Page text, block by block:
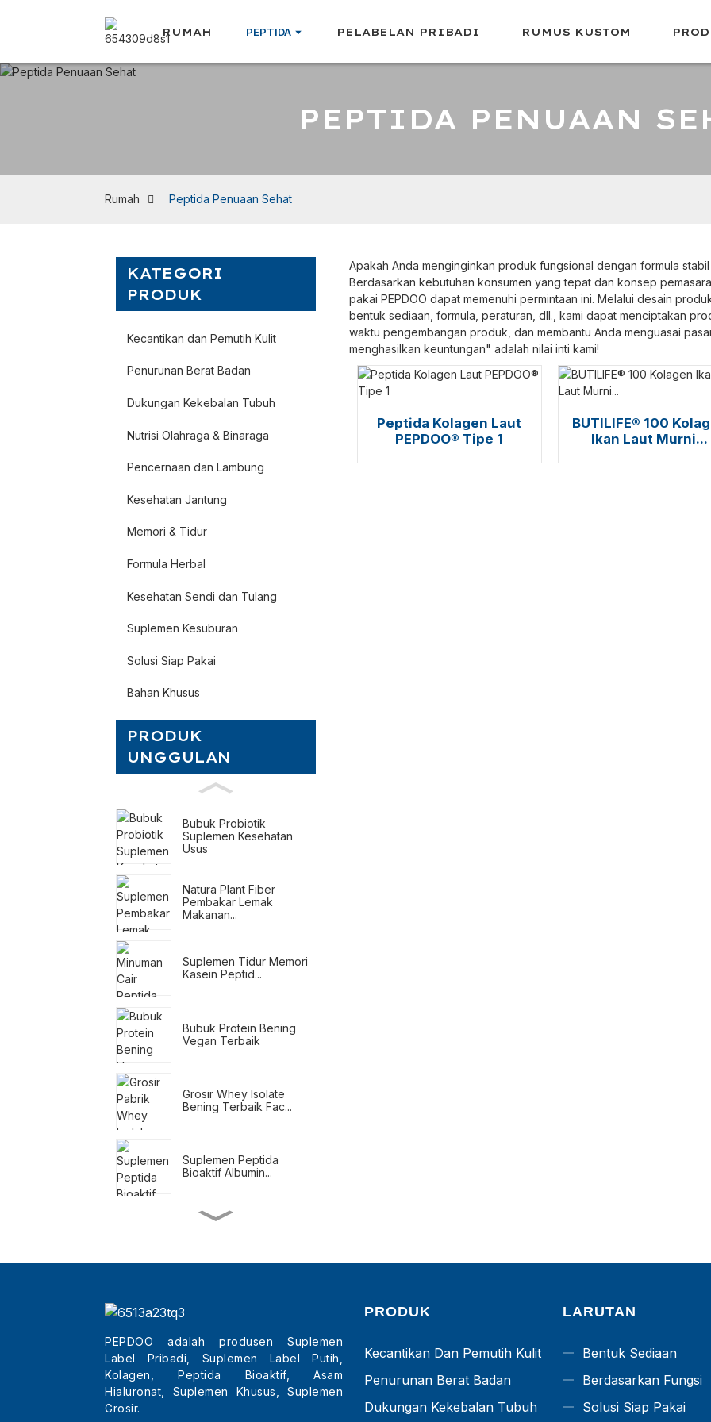
RUMAH PEPTIDA PELABELAN PRIBADI RUMUS KUSTOM
PEPTIDA PENUAAN
Rumah Peptida Penuaan Sehat
KATEGORI
PRODUK
Kecantikan dan Pemutih Kulit
Penurunan Berat Badan
Dukungan Kekebalan Tubuh
Nutrisi Olahraga & Binaraga
Pencernaan dan Lambung
Kesehatan Jantung
Memori & Tidur
Formula Herbal
Kesehatan Sendi dan Tulang
Suplemen Kesuburan
Solusi Siap Pakai
Bahan Khusus
PRODUK
UNGGULAN
Bubuk Probiotik
Suplemen Kesehatan
Usus
Natura Plant Fiber
Pembakar Lemak
Makanan...
Suplemen Tidur Memori
Kasein Peptid...
Bubuk Protein Bening
Vegan Terbaik
Grosir Whey Isolate
Bening Terbaik Fac...
Suplemen Peptida
Bioaktif Albumin...
Shake Pengganti
Badan Alami
Grosir Tripeptida
Kecantikan Terbaik Kol...
Apakah Anda menginginkan produk fungsional dengan formula
Berdasarkan kebutuhan konsumen yang tepat dan konsep
pakai PEPDOO dapat memenuhi permintaan ini. Melalui desain
bentuk sediaan, formula, peraturan, dll., kami dapat menciptakan
waktu pengembangan produk, dan membantu Anda menguasai
menghasilkan keuntungan" adalah nilai inti kami!
Peptida Kolagen Laut
PEPDOO® Tipe 1
BUTILIFE® 100
Ikan Laut Murni...
PEPDOO adalah produsen Suplemen
Label Pribadi, Suplemen Label Putih,
Kolagen, Peptida Bioaktif, Asam
Hialuronat, Suplemen Khusus, Suplemen
Grosir.
PRODUK
Kecantikan Dan Pemutih Kulit
Penurunan Berat Badan
Dukungan Kekebalan Tubuh
LARUTAN
Bentuk Sediaan
Berdasarkan Fungsi
Solusi Siap Pakai